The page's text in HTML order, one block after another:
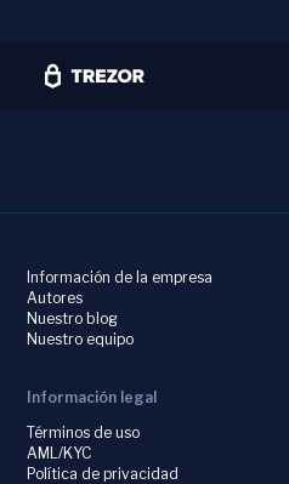
Información de la empresa
Autores
Nuestro blog
Nuestro equipo
Información legal
Términos de uso
AML/KYC
Política de privacidad